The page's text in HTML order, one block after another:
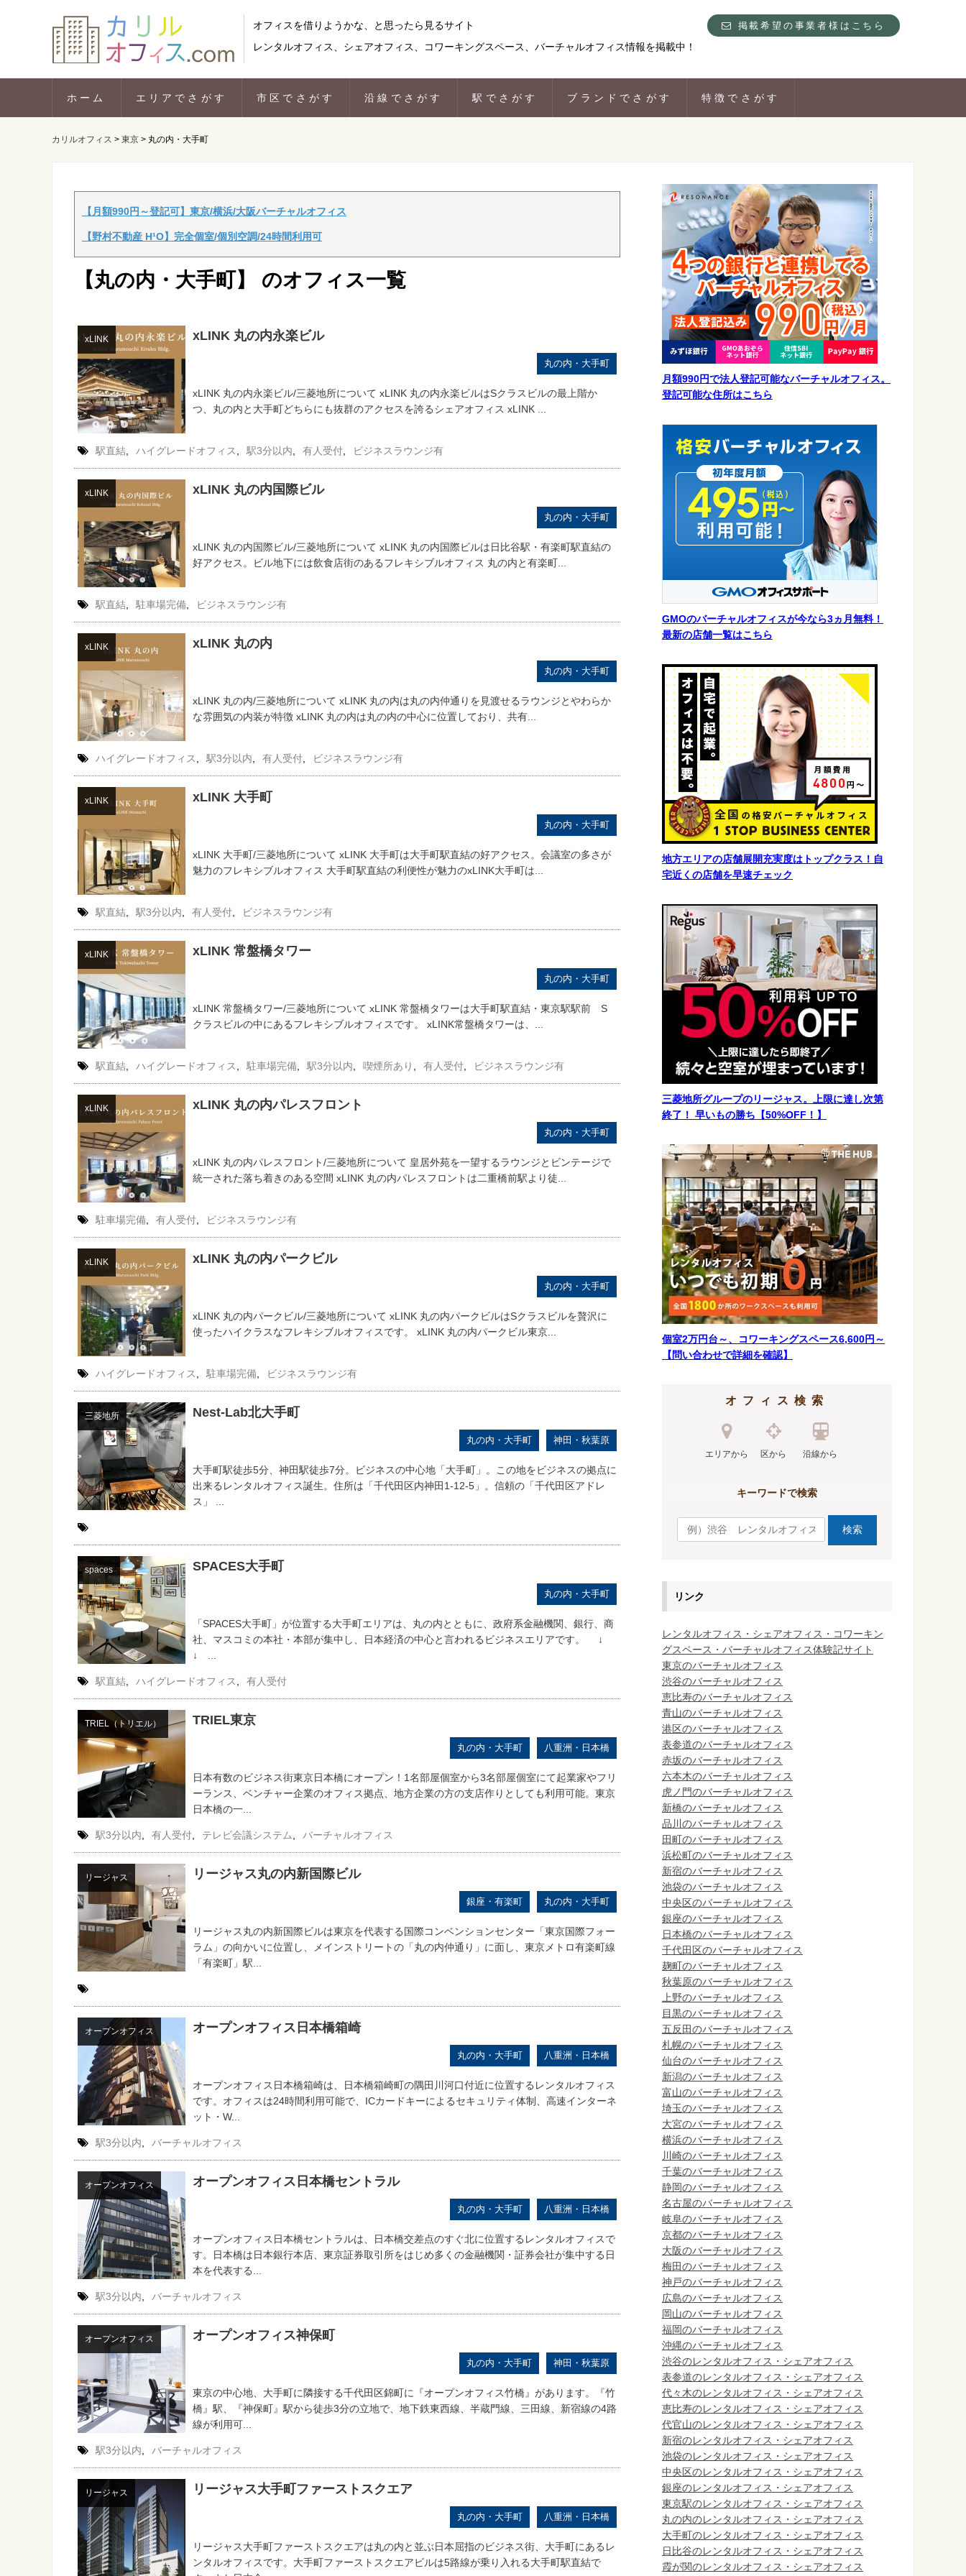
オフィスを借りようかな、と思ったら見るサイト
レンタルオフィス、シェアオフィス、コワーキングスペース、バーチャルオフィス情報を掲載中！
掲載希望の事業者様はこちら
ホーム エリアでさがす 市区でさがす 沿線でさがす 駅でさがす ブランドでさがす 特徴でさがす
カリルオフィス > 東京 > 丸の内・大手町
【月額990円～登記可】東京/横浜/大阪バーチャルオフィス
【野村不動産 H¹O】完全個室/個別空調/24時間利用可
【丸の内・大手町】 のオフィス一覧
xLINK xLINK 丸の内永楽ビル
丸の内・大手町
xLINK 丸の内永楽ビル/三菱地所について xLINK 丸の内永楽ビルはSクラスビルの最上階か
つ、丸の内と大手町どちらにも抜群のアクセスを誇るシェアオフィス xLINK ...
駅直結 ハイグレードオフィス 駅3分以内 有人受付 ビジネスラウンジ有
xLINK xLINK 丸の内国際ビル
丸の内・大手町
xLINK 丸の内国際ビル/三菱地所について xLINK 丸の内国際ビルは日比谷駅・有楽町駅直結の
好アクセス。ビル地下には飲食店街のあるフレキシブルオフィス 丸の内と有楽町...
駅直結 駐車場完備 ビジネスラウンジ有
xLINK xLINK 丸の内
丸の内・大手町
xLINK 丸の内/三菱地所について xLINK 丸の内は丸の内仲通りを見渡せるラウンジとやわらか
な雰囲気の内装が特徴 xLINK 丸の内は丸の内の中心に位置しており、共有...
ハイグレードオフィス 駅3分以内 有人受付 ビジネスラウンジ有
xLINK xLINK 大手町
丸の内・大手町
xLINK 大手町/三菱地所について xLINK 大手町は大手町駅直結の好アクセス。会議室の多さが
魅力のフレキシブルオフィス 大手町駅直結の利便性が魅力のxLINK大手町は...
駅直結 駅3分以内 有人受付 ビジネスラウンジ有
xLINK xLINK 常盤橋タワー
丸の内・大手町
xLINK 常盤橋タワー/三菱地所について xLINK 常盤橋タワーは大手町駅直結・東京駅駅前 S
クラスビルの中にあるフレキシブルオフィスです。 xLINK常盤橋タワーは、...
駅直結 ハイグレードオフィス 駐車場完備 駅3分以内 喫煙所あり 有人受付 ビジネスラウンジ有
xLINK xLINK 丸の内パレスフロント
丸の内・大手町
xLINK 丸の内パレスフロント/三菱地所について 皇居外苑を一望するラウンジとビンテージで
統一された落ち着きのある空間 xLINK 丸の内パレスフロントは二重橋前駅より徒...
駐車場完備 有人受付 ビジネスラウンジ有
xLINK xLINK 丸の内パークビル
丸の内・大手町
xLINK 丸の内パークビル/三菱地所について xLINK 丸の内パークビルはSクラスビルを贅沢に
使ったハイクラスなフレキシブルオフィスです。 xLINK 丸の内パークビル東京...
ハイグレードオフィス 駐車場完備 ビジネスラウンジ有
三菱地所 Nest-Lab北大手町
神田・秋葉原
丸の内・大手町
大手町駅徒歩5分、神田駅徒歩7分。ビジネスの中心地「大手町」。この地をビジネスの拠点に
出来るレンタルオフィス誕生。住所は「千代田区内神田1-12-5」。信頼の「千代田区アドレ
ス」 ...
spaces SPACES大手町
丸の内・大手町
「SPACES大手町」が位置する大手町エリアは、丸の内とともに、政府系金融機関、銀行、商
社、マスコミの本社・本部が集中し、日本経済の中心と言われるビジネスエリアです。 ↓
↓ ...
駅直結 ハイグレードオフィス 有人受付
TRIEL（トリエル） TRIEL東京
八重洲・日本橋
丸の内・大手町
日本有数のビジネス街東京日本橋にオープン！1名部屋個室から3名部屋個室にて起業家やフリ
ーランス、ベンチャー企業のオフィス拠点、地方企業の方の支店作りとしても利用可能。東京
日本橋の一...
駅3分以内 有人受付 テレビ会議システム バーチャルオフィス
リージャス リージャス丸の内新国際ビル
丸の内・大手町
銀座・有楽町
リージャス丸の内新国際ビルは東京を代表する国際コンベンションセンター「東京国際フォー
ラム」の向かいに位置し、メインストリートの「丸の内仲通り」に面し、東京メトロ有楽町線
「有楽町」駅...
オープンオフィス オープンオフィス日本橋箱崎
八重洲・日本橋
丸の内・大手町
オープンオフィス日本橋箱崎は、日本橋箱崎町の隅田川河口付近に位置するレンタルオフィス
です。オフィスは24時間利用可能で、ICカードキーによるセキュリティ体制、高速インターネ
ット・W...
駅3分以内 バーチャルオフィス
オープンオフィス オープンオフィス日本橋セントラル
八重洲・日本橋
丸の内・大手町
オープンオフィス日本橋セントラルは、日本橋交差点のすぐ北に位置するレンタルオフィスで
す。日本橋は日本銀行本店、東京証券取引所をはじめ多くの金融機関・証券会社が集中する日
本を代表する...
駅3分以内 バーチャルオフィス
オープンオフィス オープンオフィス神保町
神田・秋葉原
丸の内・大手町
東京の中心地、大手町に隣接する千代田区錦町に『オープンオフィス竹橋』があります。『竹
橋』駅、『神保町』駅から徒歩3分の立地で、地下鉄東西線、半蔵門線、三田線、新宿線の4路
線が利用可...
駅3分以内 バーチャルオフィス
リージャス リージャス大手町ファーストスクエア
八重洲・日本橋
丸の内・大手町
リージャス大手町ファーストスクエアは丸の内と並ぶ日本屈指のビジネス街、大手町にあるレ
ンタルオフィスです。大手町ファーストスクエアビルは5路線が乗り入れる大手町駅直結で
月額990円で法人登記可能なバーチャルオフィス。
登記可能な住所はこちら
GMOのバーチャルオフィスが今なら3ヵ月無料！
最新の店舗一覧はこちら
地方エリアの店舗展開充実度はトップクラス！自
宅近くの店舗を早速チェック
三菱地所グループのリージャス。上限に達し次第
終了！ 早いもの勝ち【50%OFF！】
個室2万円台～、コワーキングスペース6,600円～
【問い合わせで詳細を確認】
オフィス検索
エリアから 区から 沿線から
キーワードで検索
リンク
レンタルオフィス・シェアオフィス・コワーキン
グスペース・バーチャルオフィス体験記サイト
東京のバーチャルオフィス
渋谷のバーチャルオフィス
恵比寿のバーチャルオフィス
青山のバーチャルオフィス
港区のバーチャルオフィス
表参道のバーチャルオフィス
赤坂のバーチャルオフィス
六本木のバーチャルオフィス
虎ノ門のバーチャルオフィス
新橋のバーチャルオフィス
品川のバーチャルオフィス
田町のバーチャルオフィス
浜松町のバーチャルオフィス
新宿のバーチャルオフィス
池袋のバーチャルオフィス
中央区のバーチャルオフィス
銀座のバーチャルオフィス
日本橋のバーチャルオフィス
千代田区のバーチャルオフィス
麹町のバーチャルオフィス
秋葉原のバーチャルオフィス
上野のバーチャルオフィス
目黒のバーチャルオフィス
五反田のバーチャルオフィス
札幌のバーチャルオフィス
仙台のバーチャルオフィス
新潟のバーチャルオフィス
富山のバーチャルオフィス
埼玉のバーチャルオフィス
大宮のバーチャルオフィス
横浜のバーチャルオフィス
川崎のバーチャルオフィス
千葉のバーチャルオフィス
静岡のバーチャルオフィス
名古屋のバーチャルオフィス
岐阜のバーチャルオフィス
京都のバーチャルオフィス
大阪のバーチャルオフィス
梅田のバーチャルオフィス
神戸のバーチャルオフィス
広島のバーチャルオフィス
岡山のバーチャルオフィス
福岡のバーチャルオフィス
沖縄のバーチャルオフィス
渋谷のレンタルオフィス・シェアオフィス
表参道のレンタルオフィス・シェアオフィス
代々木のレンタルオフィス・シェアオフィス
恵比寿のレンタルオフィス・シェアオフィス
代官山のレンタルオフィス・シェアオフィス
新宿のレンタルオフィス・シェアオフィス
池袋のレンタルオフィス・シェアオフィス
中央区のレンタルオフィス・シェアオフィス
銀座のレンタルオフィス・シェアオフィス
東京駅のレンタルオフィス・シェアオフィス
丸の内のレンタルオフィス・シェアオフィス
大手町のレンタルオフィス・シェアオフィス
日比谷のレンタルオフィス・シェアオフィス
霞が関のレンタルオフィス・シェアオフィス